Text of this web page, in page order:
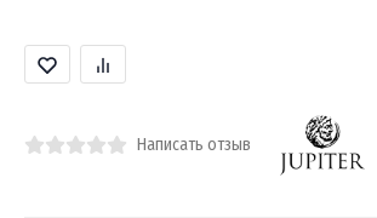
Написать отзыв